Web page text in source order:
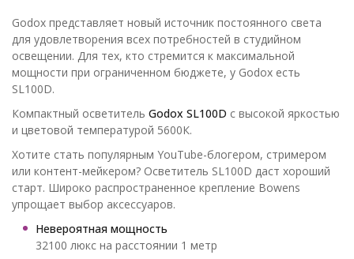
Godox представляет новый источник постоянного света
для удовлетворения всех потребностей в студийном
освещении. Для тех, кто стремится к максимальной
мощности при ограниченном бюджете, у Godox есть
SL100D.
Компактный осветитель Godox SL100D с высокой яркостью
и цветовой температурой 5600К.
Хотите стать популярным YouTube-блогером, стримером
или контент-мейкером? Осветитель SL100D даст хороший
старт. Широко распространенное крепление Bowens
упрощает выбор аксессуаров.
Невероятная мощность
32100 люкс на расстоянии 1 метр